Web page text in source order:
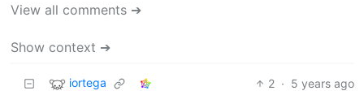
View all comments ➔
Show context ➔
iortega 2 · 5 years ago